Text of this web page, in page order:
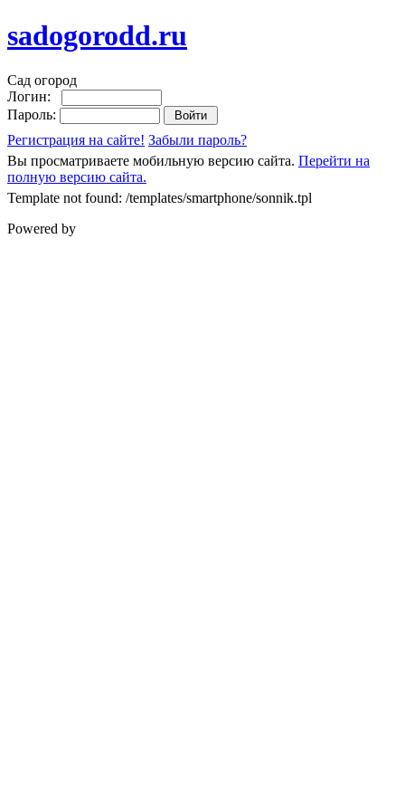
sadogorodd.ru
Сад огород
Логин:
Пароль:
Регистрация на сайте! Забыли пароль?
Вы просматриваете мобильную версию сайта. Перейти на
полную версию сайта.
Template not found: /templates/smartphone/sonnik.tpl
Powered by